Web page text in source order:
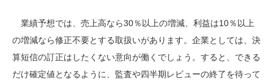
業績予想では、売上高なら30％以上の増減、利益は10％以上
の増減なら修正不要とする取扱いがあります。企業としては、決
算短信の訂正はしたくない意向が働くでしょう。すると、できる
だけ確定値となるように、監査や四半期レビューの終了を待って